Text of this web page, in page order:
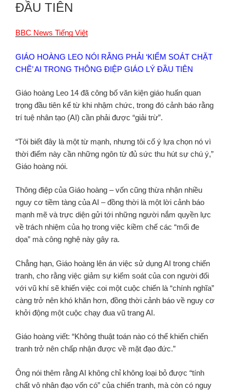
ĐẦU TIÊN
BBC News Tiếng Việt
GIÁO HOÀNG LEO NÓI RẰNG PHẢI ‘KIỂM SOÁT CHẶT
CHẼ’ AI TRONG THÔNG ĐIỆP GIÁO LÝ ĐẦU TIÊN
Giáo hoàng Leo 14 đã công bố văn kiện giáo huấn quan
trọng đầu tiên kể từ khi nhậm chức, trong đó cảnh báo rằng
trí tuệ nhân tạo (AI) cần phải được “giải trừ”.
“Tôi biết đây là một từ mạnh, nhưng tôi cố ý lựa chọn nó vì
thời điểm này cần những ngôn từ đủ sức thu hút sự chú ý,”
Giáo hoàng nói.
Thông điệp của Giáo hoàng – vốn cũng thừa nhận nhiều
nguy cơ tiềm tàng của AI – đồng thời là một lời cảnh báo
mạnh mẽ và trực diện gửi tới những người nắm quyền lực
về trách nhiệm của họ trong việc kiềm chế các “mối đe
dọa” mà công nghệ này gây ra.
Chẳng hạn, Giáo hoàng lên án việc sử dụng AI trong chiến
tranh, cho rằng việc giảm sự kiểm soát của con người đối
với vũ khí sẽ khiến việc coi một cuộc chiến là “chính nghĩa”
càng trở nên khó khăn hơn, đồng thời cảnh báo về nguy cơ
khởi động một cuộc chạy đua vũ trang AI.
Giáo hoàng viết: “Không thuật toán nào có thể khiến chiến
tranh trở nên chấp nhận được về mặt đạo đức.”
Ông nói thêm rằng AI không chỉ không loại bỏ được “tính
chất vô nhân đạo vốn có” của chiến tranh, mà còn có nguy